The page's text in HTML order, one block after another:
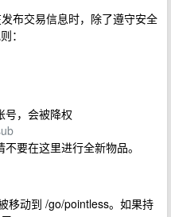
布交易信息时，除了遵守安全
：
号，会被降权
要在这里进行全新物品。
移动到 /go/pointless。如果持